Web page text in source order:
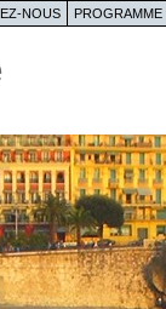
NOUS PROGRAMME